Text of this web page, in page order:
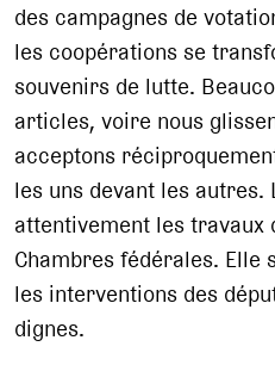
des campagnes de
les coopérations se
souvenirs de lutte.
articles, voire nous
acceptons
les uns devant les
attentivement les travaux
Chambres fédérales. Elle
les interventions des
dignes.